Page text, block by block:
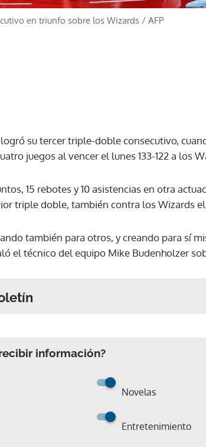
en triunfo sobre los Wizards / AFP
su tercer triple-doble consecutivo,
juegos al vencer el lunes 133-122 a los
15 rebotes y 10 asistencias en otra
triple doble, también contra los Wizards el
también para otros, y creando para sí
el técnico del equipo Mike Budenholzer
información?
Novelas
Entretenimiento